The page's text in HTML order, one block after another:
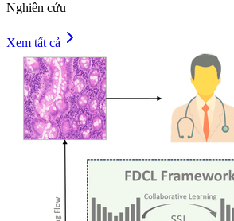
Nghiên cứu
Xem tất cả